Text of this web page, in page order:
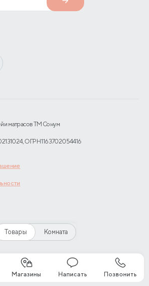
Товары Комната
и матрасов TM Сонум
ОГРН 1163702054416
Магазины Написать Позвонить